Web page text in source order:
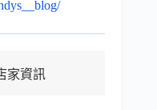
家資訊